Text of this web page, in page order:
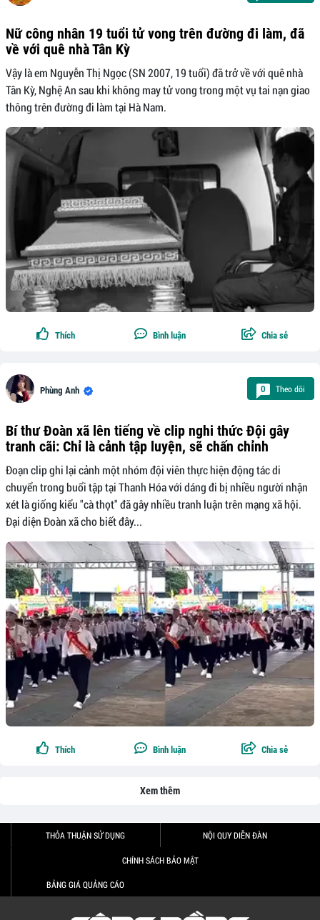
Nữ công nhân 19 tuổi tử vong trên đường đi làm, đã
về với quê nhà Tân Kỳ
Vậy là em Nguyễn Thị Ngọc (SN 2007, 19 tuổi) đã trở về với quê nhà
Tân Kỳ, Nghệ An sau khi không may tử vong trong một vụ tai nạn giao
thông trên đường đi làm tại Hà Nam.
Thích Bình luận Chia sẻ
Phùng Anh 0 Theo dõi
Bí thư Đoàn xã lên tiếng về clip nghi thức Đội gây
tranh cãi: Chỉ là cảnh tập luyện, sẽ chấn chỉnh
Đoạn clip ghi lại cảnh một nhóm đội viên thực hiện động tác di
chuyển trong buổi tập tại Thanh Hóa với dáng đi bị nhiều người nhận
xét là giống kiểu "cà thọt" đã gây nhiều tranh luận trên mạng xã hội.
Đại diện Đoàn xã cho biết đây...
Thích Bình luận Chia sẻ
Xem thêm
THỎA THUẬN SỬ DỤNG NỘI QUY DIỄN ĐÀN
CHÍNH SÁCH BẢO MẬT
BẢNG GIÁ QUẢNG CÁO